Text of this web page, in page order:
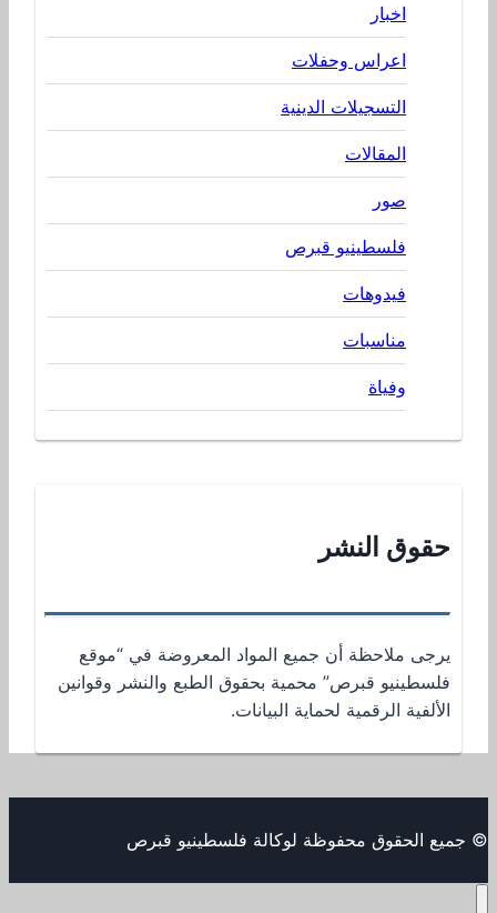
اخبار
اعراس وحفلات
التسجيلات الدينية
المقالات
صور
فلسطينيو قبرص
فيدوهات
مناسبات
وفياة
حقوق النشر
يرجى ملاحظة أن جميع المواد المعروضة في “موقع
فلسطينيو قبرص” محمية بحقوق الطبع والنشر وقوانين
الألفية الرقمية لحماية البيانات.
© جميع الحقوق محفوظة لوكالة فلسطينيو قبرص